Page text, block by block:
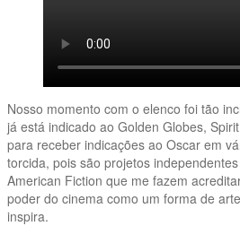
Nosso momento com o elenco foi tão
já está indicado ao Golden Globes,
para receber indicações ao Oscar em
torcida, pois são projetos
American Fiction que me fazem
poder do cinema como um forma de
inspira.